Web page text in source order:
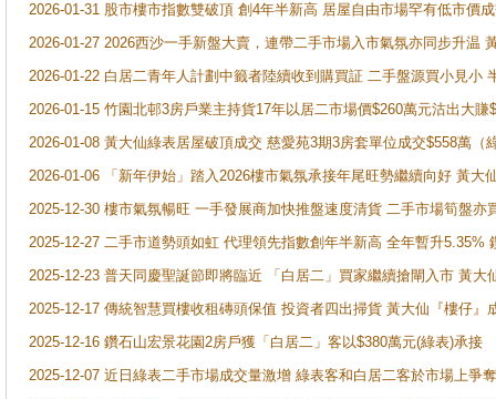
2026-01-31 股市樓市指數雙破頂 創4年半新高 居屋自由市場罕有低市價
2026-01-27 2026西沙一手新盤大賣，連帶二手市場入市氣氛亦同步升温
2026-01-22 白居二青年人計劃中籤者陸續收到購買証 二手盤源買小見小
2026-01-15 竹園北邨3房戶業主持貨17年以居二市場價$260萬元沽出大賺
2026-01-08 黃大仙綠表居屋破頂成交 慈愛苑3期3房套單位成交$558萬（
2026-01-06 「新年伊始」踏入2026樓市氣氛承接年尾旺勢繼續向好 黃
2025-12-30 樓市氣氛暢旺 一手發展商加快推盤速度清貨 二手市場筍盤
2025-12-27 二手市道勢頭如虹 代理領先指數創年半新高 全年暫升5.35%
2025-12-23 普天同慶聖誕節即將臨近 「白居二」買家繼續搶閘入市 黃
2025-12-17 傳統智慧買樓收租磚頭保值 投資者四出掃貨 黃大仙『樓仔
2025-12-16 鑽石山宏景花園2房戶獲「白居二」客以$380萬元(綠表)承接
2025-12-07 近日綠表二手市場成交量激增 綠表客和白居二客於市場上